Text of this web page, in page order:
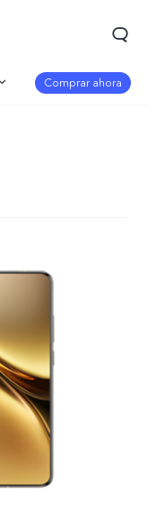
región
Comprar ahora